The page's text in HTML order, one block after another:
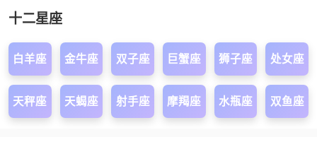
十二星座
白羊座 金牛座 双子座 巨蟹座 狮子座 处女座
天秤座 天蝎座 射手座 摩羯座 水瓶座 双鱼座